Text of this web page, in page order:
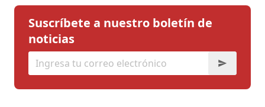
Suscríbete a nuestro boletín de
noticias